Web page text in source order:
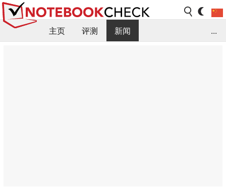
主页 评测
新闻
...